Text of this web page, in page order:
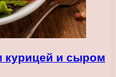
курицей и сыром